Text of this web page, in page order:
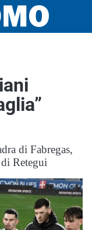
di Fabregas,
Retegui